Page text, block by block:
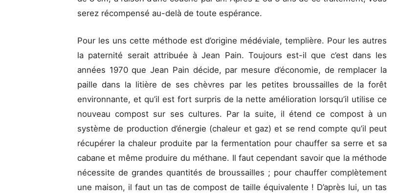
serez récompensé au-delà de toute espérance.
Pour les uns cette méthode est d’origine médéviale, templière. Pour les autres
la paternité serait attribuée à Jean Pain. Toujours est-il que c’est dans les
années 1970 que Jean Pain décide, par mesure d’économie, de remplacer la
paille dans la litière de ses chèvres par les petites broussailles de la forêt
environnante, et qu’il est fort surpris de la nette amélioration lorsqu’il utilise ce
nouveau compost sur ses cultures. Par la suite, il étend ce compost à un
système de production d’énergie (chaleur et gaz) et se rend compte qu’il peut
récupérer la chaleur produite par la fermentation pour chauffer sa serre et sa
cabane et même produire du méthane. Il faut cependant savoir que la méthode
nécessite de grandes quantités de broussailles ; pour chauffer complètement
une maison, il faut un tas de compost de taille équivalente ! D’après lui, un tas